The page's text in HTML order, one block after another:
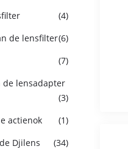
(4)
de lensfilter(6)
(7)
de lensadapter
(3)
actienok
(1)
Djilens
(34)